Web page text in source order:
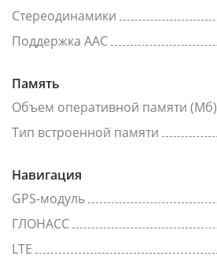
Стереодинамики
Поддержка AAC
Память
Объем оперативной памяти (Мб)
Тип встроенной памяти
Навигация
GPS-модуль
ГЛОНАСС
LTE